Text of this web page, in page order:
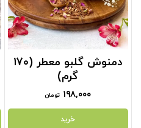
دمنوش گلبو معطر (170
گرم)
۱۹۸,۰۰۰ تومان
خرید